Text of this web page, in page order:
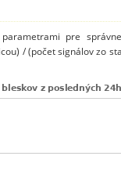
pre
/ (počet signálov zo